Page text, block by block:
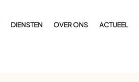
DIENSTEN OVER ONS ACTUEEL